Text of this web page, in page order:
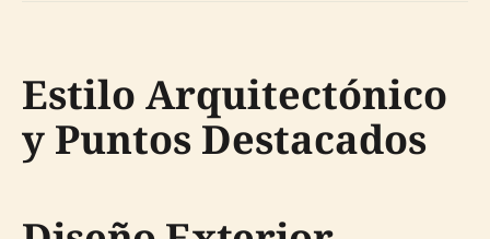
Estilo Arquitectónico
y Puntos Destacados